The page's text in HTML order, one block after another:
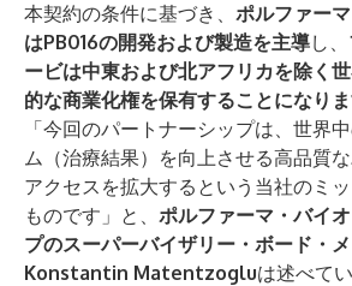
本契約の条件に基づき、 ポルファー
はPB016の開発および製造を主導し、
ービは中東および北アフリカを除く
的な商業化権を保有することになり
「今回のパートナーシップは、世界
ム（治療結果）を向上させる高品質
アクセスを拡大するという当社のミ
ものです」と、 ポルファーマ・バイ
プのスーパーバイザリー・ボード・
Konstantin Matentzogluは述べて